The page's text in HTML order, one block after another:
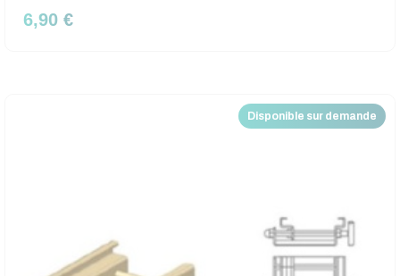
6,90 €
Disponible sur demande